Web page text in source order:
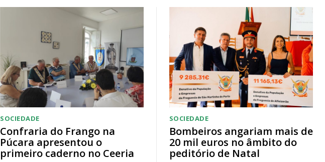
SOCIEDADE
Confraria do Frango na
Púcara apresentou o
primeiro caderno no Ceeria
SOCIEDADE
Bombeiros angariam mais de
20 mil euros no âmbito do
peditório de Natal